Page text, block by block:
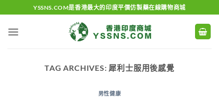
to
content
YSSNS.COM是香港最大的印度平價仿製藥在線購物商城
TAG ARCHIVES: 犀利士服用後感覺
男性健康